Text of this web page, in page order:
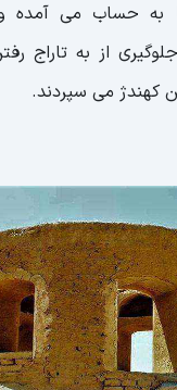
به حساب می آمده
از به تاراج
کهندژ می سپردند.